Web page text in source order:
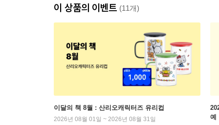
이 상품의 이벤트 (11개)
이달의 책 8월 : 산리오캐릭터즈 유리컵
2026년 08월 01일 ~ 2026년 08월 31일
예